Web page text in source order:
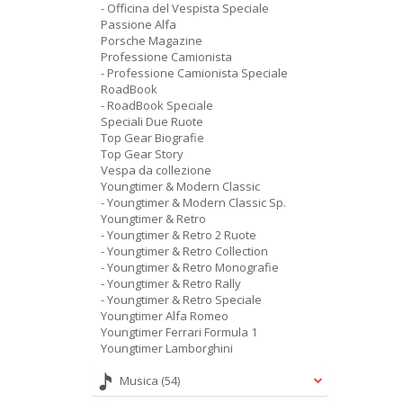
- Officina del Vespista Speciale
Passione Alfa
Porsche Magazine
Professione Camionista
- Professione Camionista Speciale
RoadBook
- RoadBook Speciale
Speciali Due Ruote
Top Gear Biografie
Top Gear Story
Vespa da collezione
Youngtimer & Modern Classic
- Youngtimer & Modern Classic Sp.
Youngtimer & Retro
- Youngtimer & Retro 2 Ruote
- Youngtimer & Retro Collection
- Youngtimer & Retro Monografie
- Youngtimer & Retro Rally
- Youngtimer & Retro Speciale
Youngtimer Alfa Romeo
Youngtimer Ferrari Formula 1
Youngtimer Lamborghini
Musica (54)